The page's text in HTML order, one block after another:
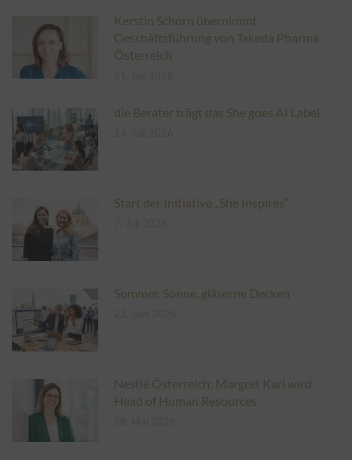
Kerstin Schorn übernimmt
Geschäftsführung von Takeda Pharma
Österreich
die Berater trägt das She goes AI Label
Start der Initiative „She Inspires“
Sommer, Sonne, gläserne Decken
Nestlé Österreich: Margret Karl wird
Head of Human Resources